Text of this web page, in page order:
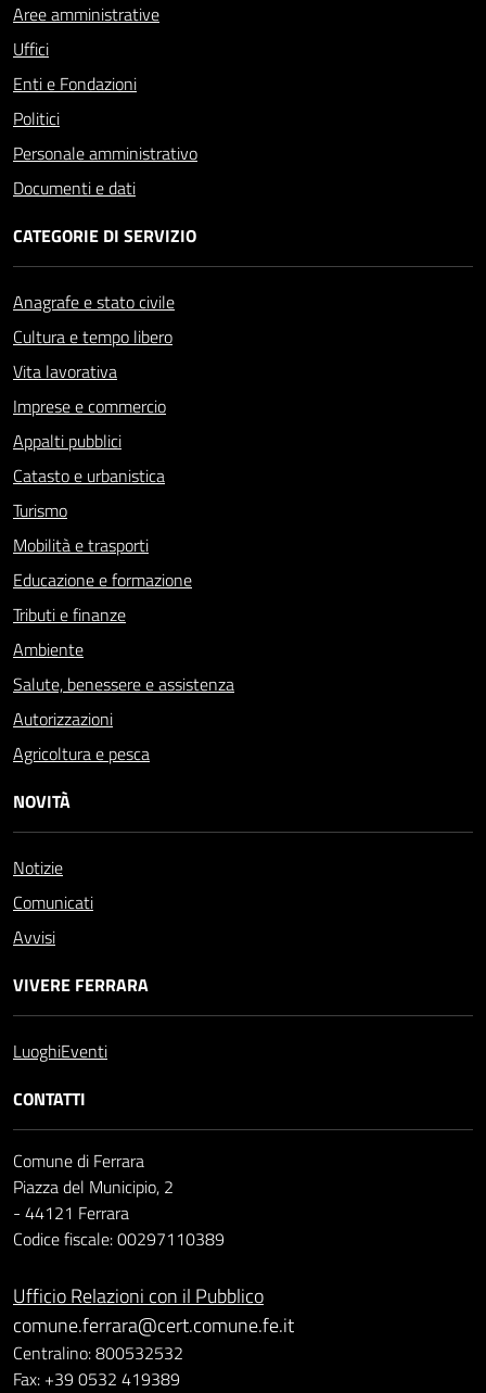
Aree amministrative
Uffici
Enti e Fondazioni
Politici
Personale amministrativo
Documenti e dati
CATEGORIE DI SERVIZIO
Anagrafe e stato civile
Cultura e tempo libero
Vita lavorativa
Imprese e commercio
Appalti pubblici
Catasto e urbanistica
Turismo
Mobilità e trasporti
Educazione e formazione
Tributi e finanze
Ambiente
Salute, benessere e assistenza
Autorizzazioni
Agricoltura e pesca
NOVITÀ
Notizie
Comunicati
Avvisi
VIVERE FERRARA
LuoghiEventi
CONTATTI
Comune di Ferrara
Piazza del Municipio, 2
- 44121 Ferrara
Codice fiscale: 00297110389
Ufficio Relazioni con il Pubblico
comune.ferrara@cert.comune.fe.it
Centralino: 800532532
Fax: +39 0532 419389